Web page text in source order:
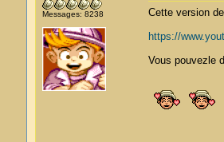
Messages: 8238
Cette version
https://
Vous pouvezle